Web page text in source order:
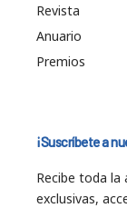
Revista
Anuario
Premios
¡Suscríbete a
Recibe toda la
exclusivas,